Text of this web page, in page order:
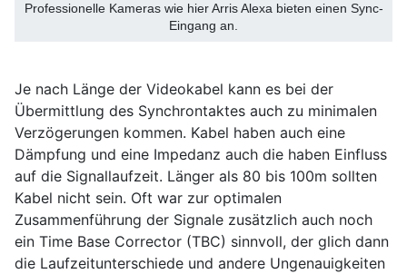
Professionelle Kameras wie hier Arris Alexa bieten einen Sync-
Eingang an.
Je nach Länge der Videokabel kann es bei der
Übermittlung des Synchrontaktes auch zu minimalen
Verzögerungen kommen. Kabel haben auch eine
Dämpfung und eine Impedanz auch die haben Einfluss
auf die Signallaufzeit. Länger als 80 bis 100m sollten
Kabel nicht sein. Oft war zur optimalen
Zusammenführung der Signale zusätzlich auch noch
ein Time Base Corrector (TBC) sinnvoll, der glich dann
die Laufzeitunterschiede und andere Ungenauigkeiten